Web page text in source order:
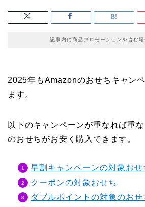
記事内に商品プロモーションを含む
2025年もAmazonのおせちキャン
ます。
以下のキャンペーンが重なれば重
のおせちがお安く購入できます。
早割キャンペーンの対象おせ
クーポンの対象おせち
ダブルポイントの対象のおせ